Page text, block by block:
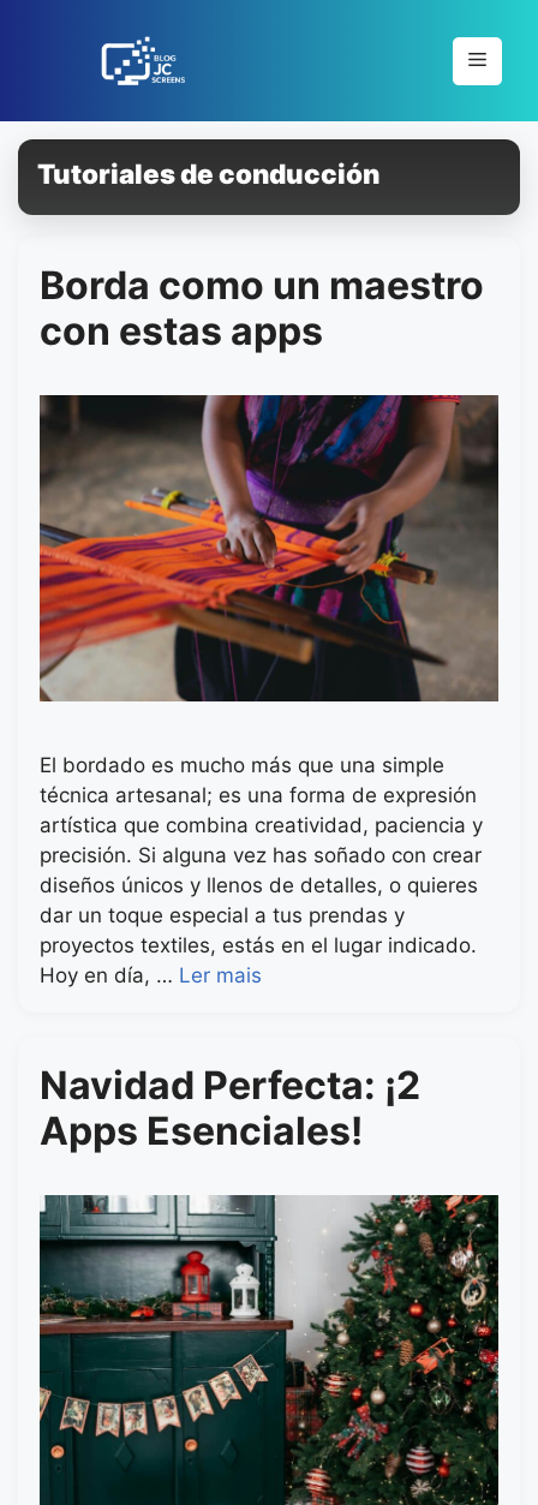
Menu
Tutoriales de conducción
Borda como un maestro
con estas apps
El bordado es mucho más que una simple
técnica artesanal; es una forma de expresión
artística que combina creatividad, paciencia y
precisión. Si alguna vez has soñado con crear
diseños únicos y llenos de detalles, o quieres
dar un toque especial a tus prendas y
proyectos textiles, estás en el lugar indicado.
Hoy en día, … Ler mais
Navidad Perfecta: ¡2
Apps Esenciales!